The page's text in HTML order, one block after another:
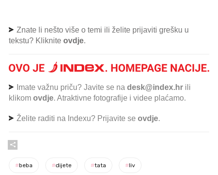
Znate li nešto više o temi ili želite prijaviti grešku u
tekstu? Kliknite ovdje.
Imate važnu priču? Javite se na desk@index.hr ili
klikom ovdje. Atraktivne fotografije i videe plaćamo.
Želite raditi na Indexu? Prijavite se ovdje.
#beba #dijete #tata #liv